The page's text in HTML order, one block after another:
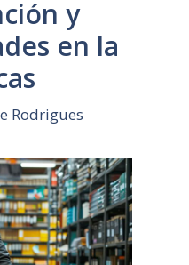
y
en la
Rodrigues